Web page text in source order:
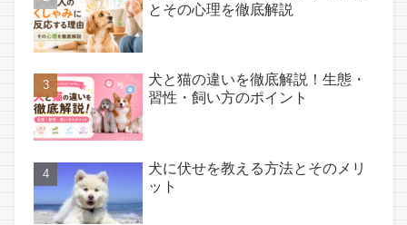
とその心理を徹底解説
犬と猫の違いを徹底解説！生態・
習性・飼い方のポイント
犬に伏せを教える方法とそのメリ
ット